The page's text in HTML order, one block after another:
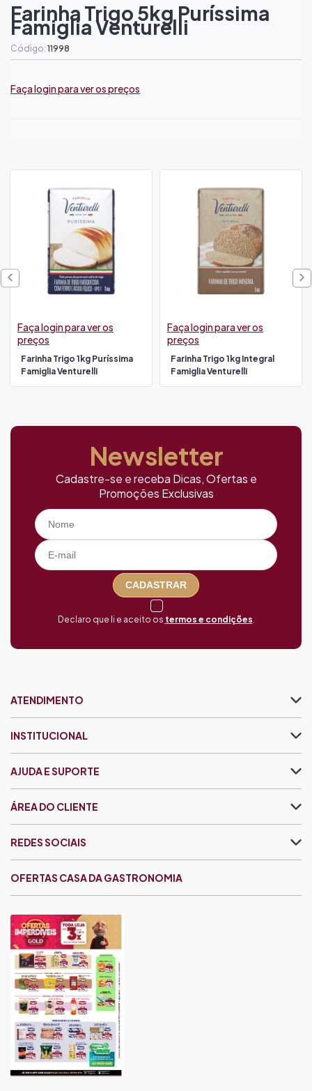
Farinha Trigo 5kg Puríssima
Famiglia Venturelli
Código: 11998
Faça login para ver os preços
Farinha Trigo 1kg Puríssima
Famiglia Venturelli
Faça login para ver os
preços
Farinha Trigo 1kg Integral
Famiglia Venturelli
Faça login para ver os
preços
Newsletter
Cadastre-se e receba Dicas, Ofertas e
Promoções Exclusivas
CADASTRAR
Declaro que li e aceito os termos e condições
ATENDIMENTO
INSTITUCIONAL
AJUDA E SUPORTE
ÁREA DO CLIENTE
OFERTAS CASA DA GASTRONOMIA
REDES SOCIAIS